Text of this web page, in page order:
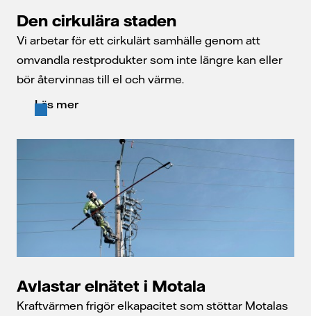
Den cirkulära staden
Vi arbetar för ett cirkulärt samhälle genom att
omvandla restprodukter som inte längre kan eller
bör återvinnas till el och värme.
Läs mer
Avlastar elnätet i Motala
Kraftvärmen frigör elkapacitet som stöttar Motalas